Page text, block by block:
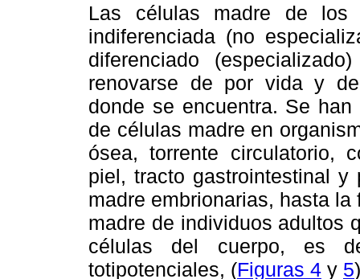
Las células madre de los
indiferenciada (no
diferenciado
renovarse de por vida y
donde se encuentra. Se
de células madre en
ósea, torrente circulatorio,
piel, tracto gastrointestinal
madre embrionarias, hasta
madre de individuos adultos
células del cuerpo, es
totipotenciales, (Figuras 4 y 5